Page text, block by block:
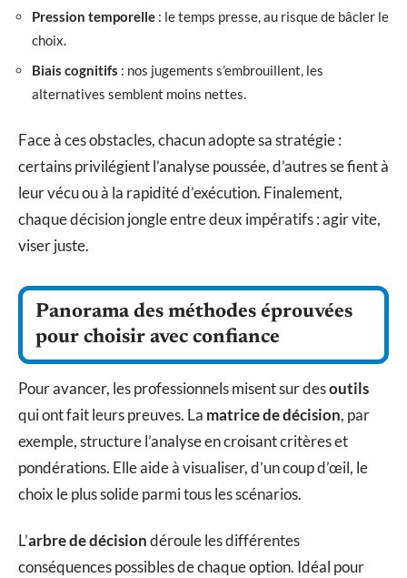
Pression temporelle : le temps presse, au risque de bâcler le
choix.
Biais cognitifs : nos jugements s’embrouillent, les
alternatives semblent moins nettes.
Face à ces obstacles, chacun adopte sa stratégie :
certains privilégient l’analyse poussée, d’autres se fient à
leur vécu ou à la rapidité d’exécution. Finalement,
chaque décision jongle entre deux impératifs : agir vite,
viser juste.
Panorama des méthodes éprouvées
pour choisir avec confiance
Pour avancer, les professionnels misent sur desoutils
qui ont fait leurs preuves. La matrice de décision, par
exemple, structure l’analyse en croisant critères et
pondérations. Elle aide à visualiser, d’un coup d’œil, le
choix le plus solide parmi tous les scénarios.
L’arbre de décisiondéroule les différentes
conséquences possibles de chaque option. Idéal pour